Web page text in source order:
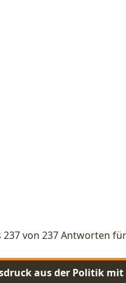
237 von 237 Antworten
aus der Politik mit